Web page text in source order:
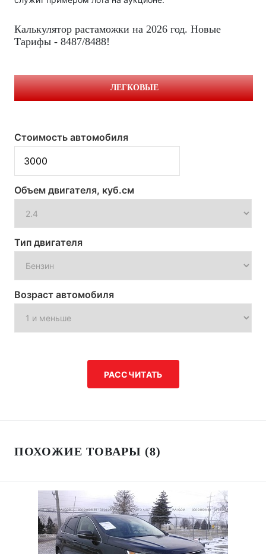
Калькулятор растаможки на 2026 год. Новые
Тарифы - 8487/8488!
ЛЕГКОВЫЕ
Стоимость автомобиля
Объем двигателя, куб.см
Тип двигателя
Возраст автомобиля
РАССЧИТАТЬ
ПОХОЖИЕ ТОВАРЫ (8)